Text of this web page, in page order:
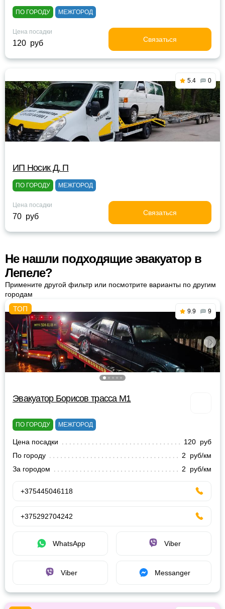
ПО ГОРОДУ МЕЖГОРОД
Цена посадки
120 руб Связаться
5.4 0
ИП Носик Д. П
ПО ГОРОДУ МЕЖГОРОД
Цена посадки
70 руб Связаться
Не нашли подходящие эвакуатор в
Лепеле?
Примените другой фильтр или посмотрите варианты по другим
городам
9.9 9
Эвакуатор Борисов трасса М1
ПО ГОРОДУ МЕЖГОРОД
Цена посадки
120 руб
По городу
2 руб/км
За городом
2 руб/км
+375445046118
+375292704242
WhatsApp Viber
Viber Messanger